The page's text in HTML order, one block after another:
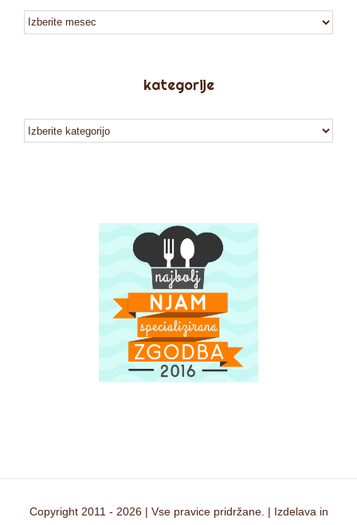
arhiv
kategorije
kategorije
Copyright 2011 - 2026 | Vse pravice pridržane. | Izdelava in